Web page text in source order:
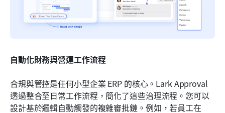
自動化財務與營運工作流程
合規與管控是任何小型企業 ERP 的核心。Lark Approval
透過整合至日常工作流程，簡化了這些治理流程。您可以